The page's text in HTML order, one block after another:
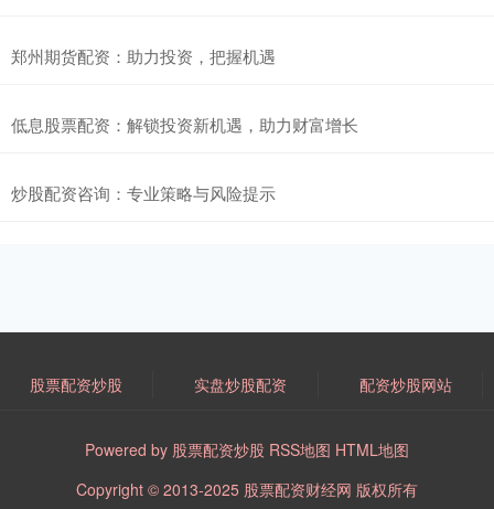
郑州期货配资：助力投资，把握机遇
低息股票配资：解锁投资新机遇，助力财富增长
炒股配资咨询：专业策略与风险提示
股票配资炒股 实盘炒股配资 配资炒股网站
Powered by 股票配资炒股 RSS地图 HTML地图
Copyright © 2013-2025 股票配资财经网 版权所有